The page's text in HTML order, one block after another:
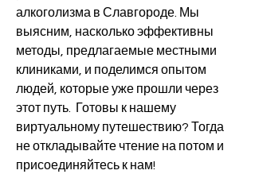
алкоголизма в Славгороде. Мы
выясним, насколько эффективны
методы, предлагаемые местными
клиниками, и поделимся опытом
людей, которые уже прошли через
этот путь.  Готовы к нашему
виртуальному путешествию? Тогда
не откладывайте чтение на потом и
присоединяйтесь к нам!